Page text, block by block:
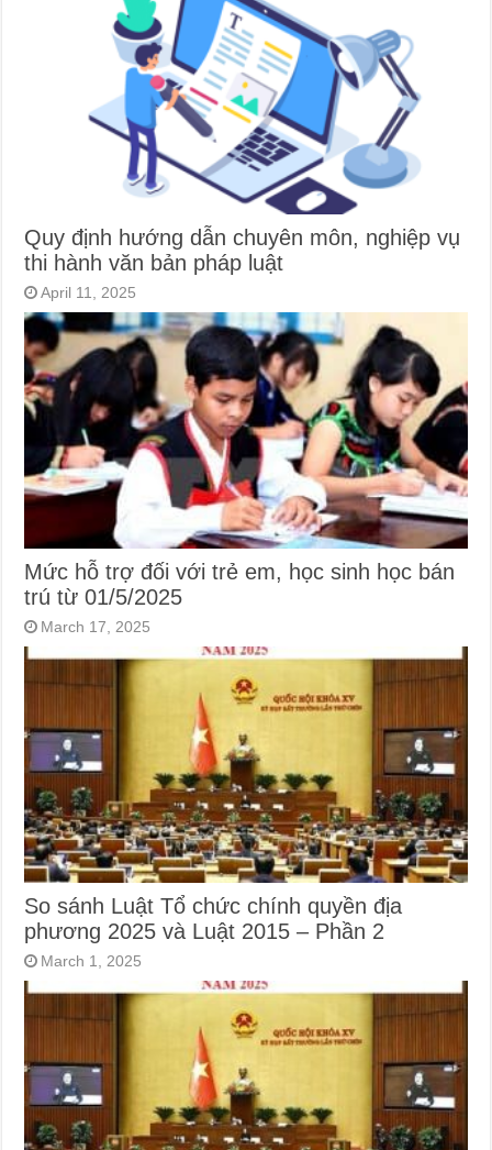
Quy định hướng dẫn chuyên môn, nghiệp vụ
thi hành văn bản pháp luật
April 11, 2025
Mức hỗ trợ đối với trẻ em, học sinh học bán
trú từ 01/5/2025
March 17, 2025
So sánh Luật Tổ chức chính quyền địa
phương 2025 và Luật 2015 – Phần 2
March 1, 2025